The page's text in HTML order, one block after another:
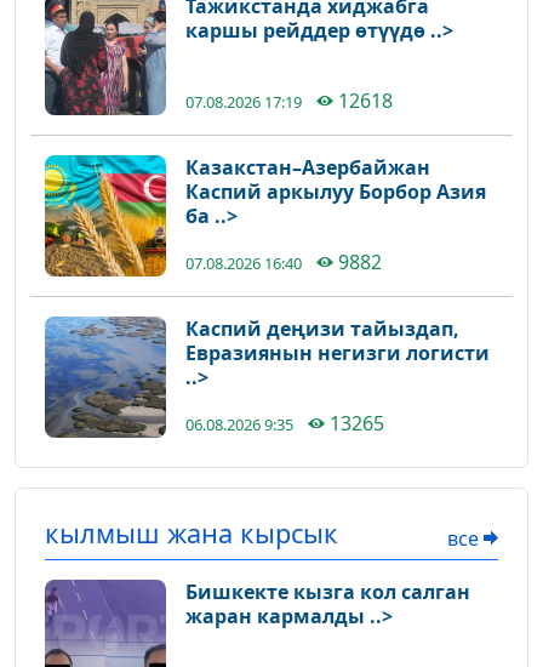
Тажикстанда хиджабга
каршы рейддер өтүүдө ..>
07.08.2026 17:19 12618
Казакстан–Азербайжан
Каспий аркылуу Борбор Азия
ба ..>
07.08.2026 16:40 9882
Каспий деңизи тайыздап,
Евразиянын негизги логисти
..>
06.08.2026 9:35 13265
кылмыш жана кырсык
все
Бишкекте кызга кол салган
жаран кармалды ..>